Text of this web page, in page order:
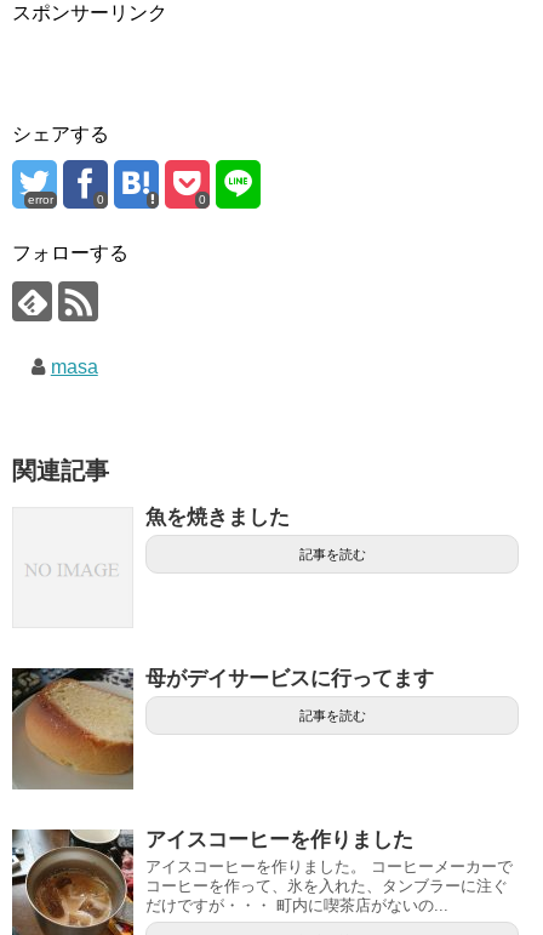
スポンサーリンク
シェアする
error 0 0
フォローする
masa
関連記事
魚を焼きました
記事を読む
母がデイサービスに行ってます
記事を読む
アイスコーヒーを作りました
アイスコーヒーを作りました。 コーヒーメーカーで
コーヒーを作って、氷を入れた、タンブラーに注ぐ
だけですが・・・ 町内に喫茶店がないの...